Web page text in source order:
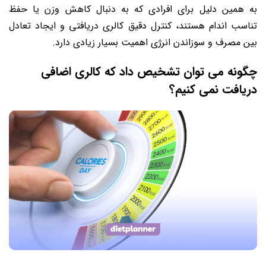
به همین دلیل برای افرادی که به دنبال کاهش وزن یا حفظ
تناسب اندام هستند، کنترل دقیق کالری دریافتی و ایجاد تعادل
بین مصرف و سوزاندن انرژی اهمیت بسیار زیادی دارد.
چگونه می توان تشخیص داد که کالری اضافی
دریافت نمی کنیم؟